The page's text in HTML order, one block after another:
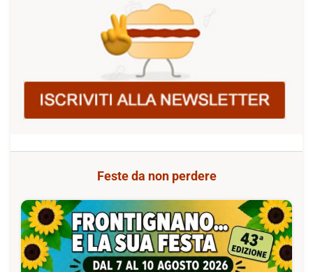
Feste da non perdere